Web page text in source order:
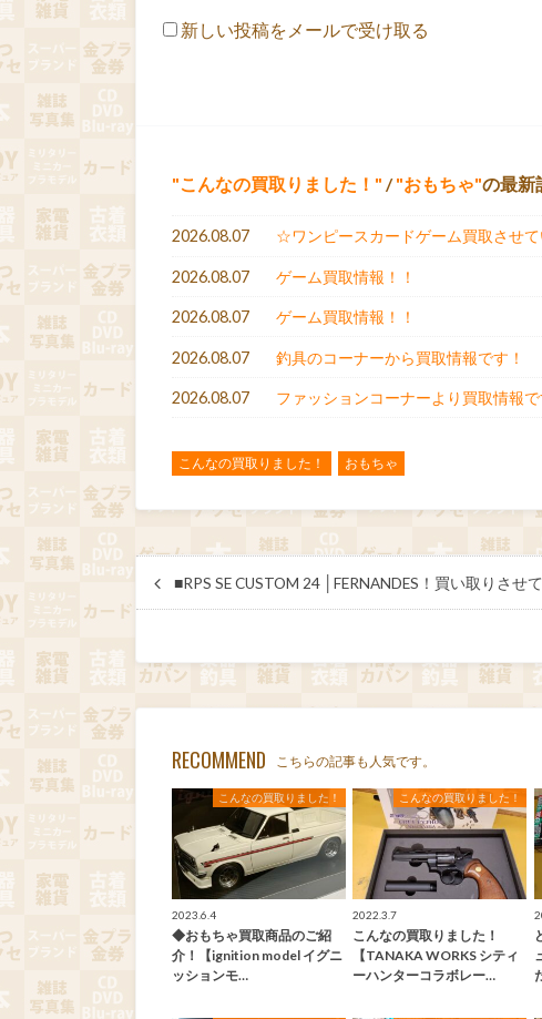
新しい投稿をメールで受け取る
こんなの買取りました！ / おもちゃ の最新
2026.08.07 ☆ワンピースカードゲーム買取させ
2026.08.07 ゲーム買取情報！！
2026.08.07 ゲーム買取情報！！
2026.08.07 釣具のコーナーから買取情報です！
2026.08.07 ファッションコーナーより買取情報で
こんなの買取りました！ おもちゃ
■RPS SE CUSTOM 24 │FERNANDES！買い取りさせ
RECOMMEND こちらの記事も人気です。
こんなの買取りました！
2023.6.4
◆おもちゃ買取商品のご紹
介！【ignition model イグニ
ッションモ…
こんなの買取りました！
2022.3.7
こんなの買取りました！
【TANAKA WORKS シティ
ーハンターコラボレー…